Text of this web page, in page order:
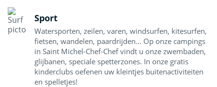
Sport
Watersporten, zeilen, varen, windsurfen, kitesurfen,
fietsen, wandelen, paardrijden… Op onze campings
in Saint Michel-Chef-Chef vindt u onze zwembaden,
glijbanen, speciale spetterzones. In onze gratis
kinderclubs oefenen uw kleintjes buitenactiviteiten
en spelletjes!